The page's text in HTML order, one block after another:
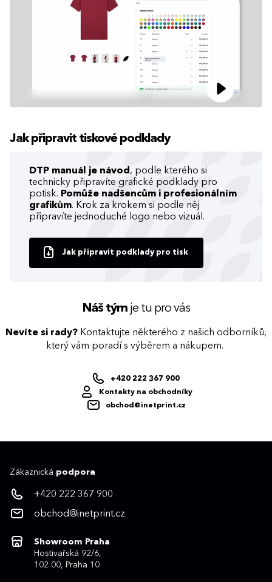
Jak připravit tiskové podklady
DTP manuál je návod , podle kterého si
technicky připravíte grafické podklady pro
potisk. Pomůže nadšencům i profesionálním
grafikům. Krok za krokem si podle něj
připravíte jednoduché logo nebo vizuál.
Jak připravit podklady pro tisk
Náš týmje tu pro vás
Nevíte si rady? Kontaktujte některého z našich odborníků,
který vám poradí s výběrem a nákupem.
+420 222 367 900
Kontakty na obchodníky
obchod@inetprint.cz
Zákaznická podpora
+420 222 367 900
obchod@inetprint.cz
Showroom Praha
Hostivařská 92/6,
102 00, Praha 10